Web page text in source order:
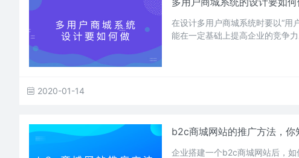
在设计多用户商城系统时要以“用
能在一定基础上提高企业的竞争力
2020-01-14
b2c商城网站的推广方法，你
企业搭建一个b2c商城网站后，